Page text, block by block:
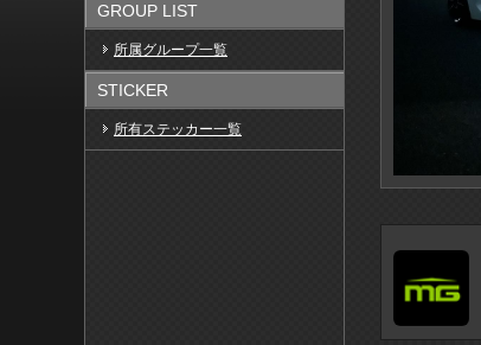
GROUP LIST
所属グループ一覧
STICKER
所有ステッカー一覧